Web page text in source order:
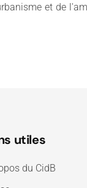
et de
utiles
du CidB